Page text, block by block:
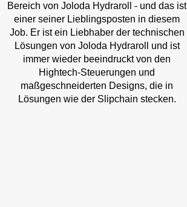
Bereich von Joloda Hydraroll - und das ist
einer seiner Lieblingsposten in diesem
Job. Er ist ein Liebhaber der technischen
Lösungen von Joloda Hydraroll und ist
immer wieder beeindruckt von den
Hightech-Steuerungen und
maßgeschneiderten Designs, die in
Lösungen wie der Slipchain stecken.